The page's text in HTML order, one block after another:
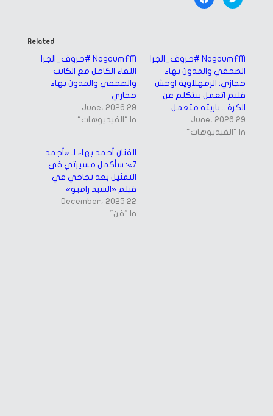
to
share
window)
to
window)
Related
NogoumFM #حروف_الجر|
اللقاء الكامل مع الكاتب
والصحفي والمدون بهاء
حجازي
29 June، 2026
In "الفيديوهات"
NogoumFM #حروف_الجر|
الصحفي والمدون بهاء
حجازي: الزمهلاوية اوحش
فليم اتعمل بيتكلم عن
الكرة .. ياريته متعمل
29 June، 2026
In "الفيديوهات"
الفنان أحمد بهاء لـ «أجمد
7»: سأكمل مسيرتي في
التمثيل بعد نجاحي في
فيلم «السيد رامبو»
22 December، 2025
In "فن"